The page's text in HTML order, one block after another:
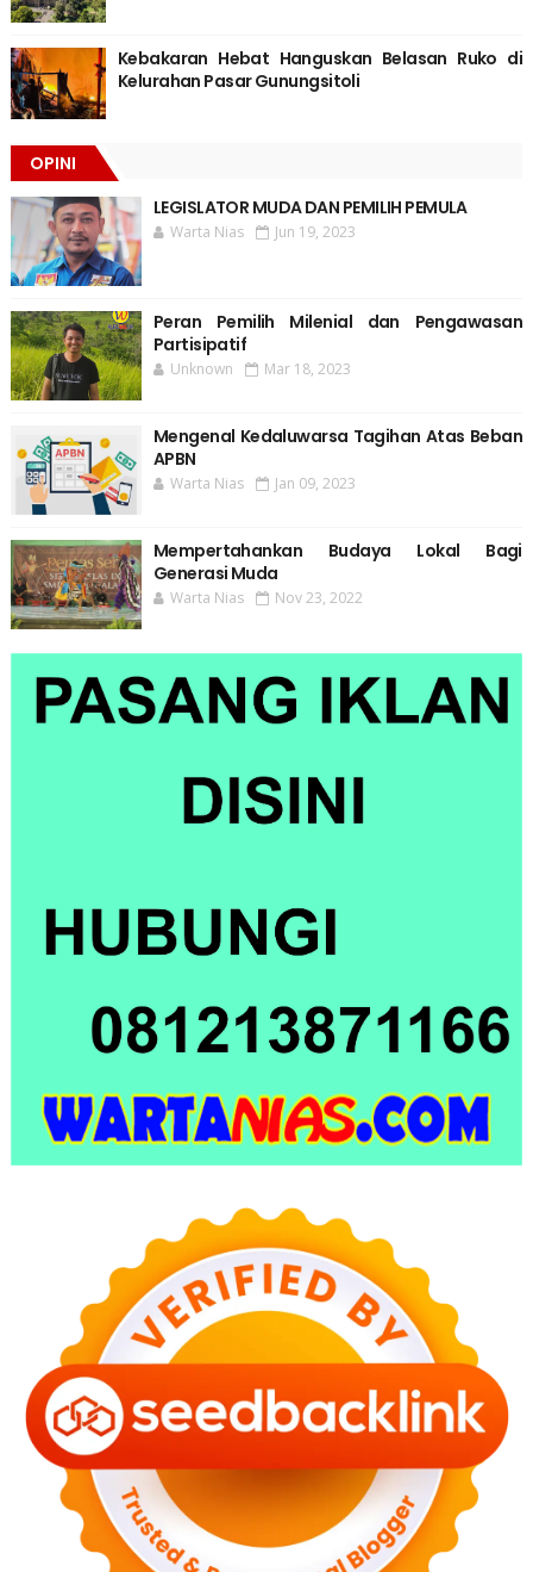
Kebakaran Hebat Hanguskan Belasan Ruko di
Kelurahan Pasar Gunungsitoli
OPINI
LEGISLATOR MUDA DAN PEMILIH PEMULA
Warta Nias Jun 19, 2023
Peran Pemilih Milenial dan Pengawasan
Partisipatif
Unknown Mar 18, 2023
Mengenal Kedaluwarsa Tagihan Atas Beban
APBN
Warta Nias Jan 09, 2023
Mempertahankan Budaya Lokal Bagi
Generasi Muda
Warta Nias Nov 23, 2022